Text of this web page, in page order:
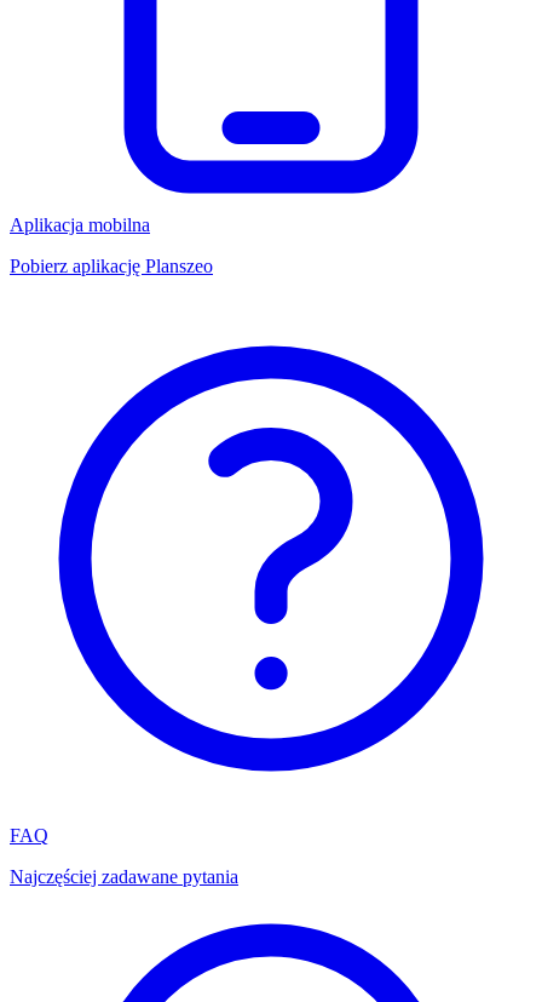
Aplikacja mobilna
Pobierz aplikację Planszeo
FAQ
Najczęściej zadawane pytania